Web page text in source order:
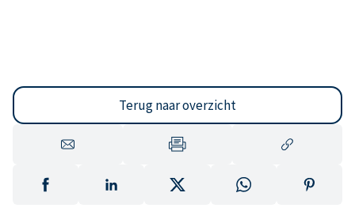
Terug naar overzicht